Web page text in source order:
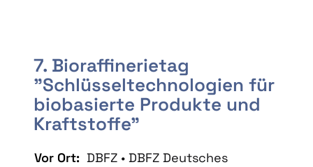
7. Bioraffinerietag
"Schlüsseltechnologien für
biobasierte Produkte und
Kraftstoffe"
Vor Ort: DBFZ • DBFZ Deutsches